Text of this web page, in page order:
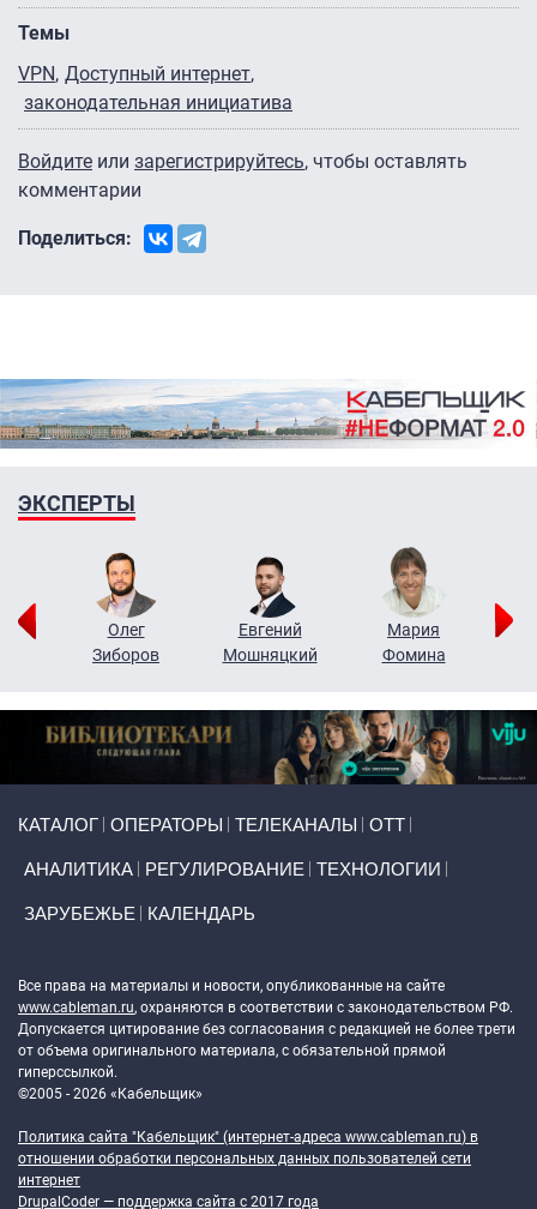
Темы
VPN Доступный интернет
законодательная инициатива
Войдите или зарегистрируйтесь, чтобы оставлять
комментарии
Поделиться:
ЭКСПЕРТЫ
Олег
Зиборов
Евгений
Мошняцкий
Мария
Фомина
КАТАЛОГ ОПЕРАТОРЫ ТЕЛЕКАНАЛЫ ОТТ
АНАЛИТИКА РЕГУЛИРОВАНИЕ ТЕХНОЛОГИИ
ЗАРУБЕЖЬЕ КАЛЕНДАРЬ
Все права на материалы и новости, опубликованные на сайте
www.cableman.ru, охраняются в соответствии с законодательством РФ.
Допускается цитирование без согласования с редакцией не более трети
от объема оригинального материала, с обязательной прямой
гиперссылкой.
©2005 - 2026 «Кабельщик»
Политика сайта "Кабельщик" (интернет-адреса www.cableman.ru) в
отношении обработки персональных данных пользователей сети
интернет
DrupalCoder — поддержка сайта c 2017 года